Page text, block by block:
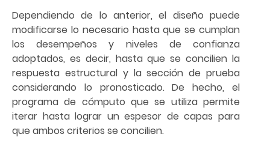
Dependiendo de lo anterior, el diseño puede
modificarse lo necesario hasta que se cumplan
los desempeños y niveles de confianza
adoptados, es decir, hasta que se concilien la
respuesta estructural y la sección de prueba
considerando lo pronosticado. De hecho, el
programa de cómputo que se utiliza permite
iterar hasta lograr un espesor de capas para
que ambos criterios se concilien.